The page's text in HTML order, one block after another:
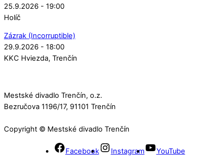
25.9.2026 - 19:00
Holíč
Zázrak (Incorruptible)
29.9.2026 - 18:00
KKC Hviezda Trenčín
Mestské divadlo Trenčín, o.z.
Bezručova 1196/17, 91101 Trenčín
Copyright © Mestské divadlo Trenčín
Facebook Instagram YouTube